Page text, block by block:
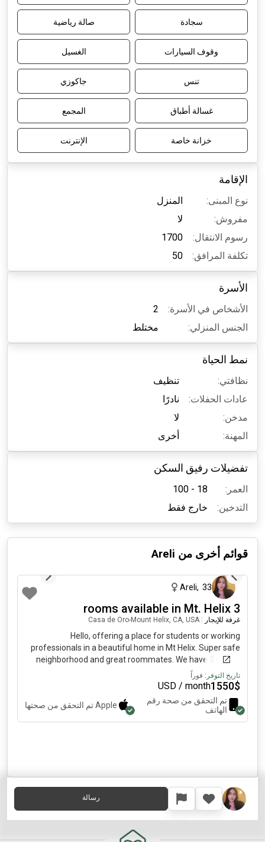
سجادة صالة رياضية
وقوف السيارات الغسيل
تنس جاكوزي
غسالة أطباق المجمع
خزانة خاصة الإنترنت
الإقامة
نوع المبنى:
المنزل
مفروش:
لا
رسوم الانتقال:
1700
تكلفة المرافق:
50
الأسرة
الأشخاص في الأسرة:
2
الجنس المنزلي:
مختلط
نمط الحياة
نظافتي:
تنظيف
عادات الحفلات:
نادرًا
مدخن:
لا
المهنة:
أخرى
تفضيلات رفيق السكن
العمر:
18 - 100
التدخين:
خارج فقط
قوائم أخرى من Areli منذ شهر واحد تقريباً
Areli, 33
3 rooms available in Mt. Helix
غرفة للإيجار Casa de Oro-Mount Helix, CA, USA
Hello, offering a place for students or working
professionals in a beautiful home in Mt Helix. Super safe
neighborhood and great roommates. We have 3 rooms
available, with shared restrooms at depending on rooms.
Rooms are about and they’re upstairs. We have a pool,
jacuzzi, basketball court. My number is ( and I am the
house manager. Our home is peaceful, vibrant, and
تاريخ التوفر: فوراً
$
1550
USD / month
تم التحقق من صحة رقم
الهاتف
Appleتم التحقق من صحتها
رسالة